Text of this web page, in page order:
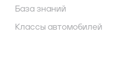
База знаний
Классы автомобилей